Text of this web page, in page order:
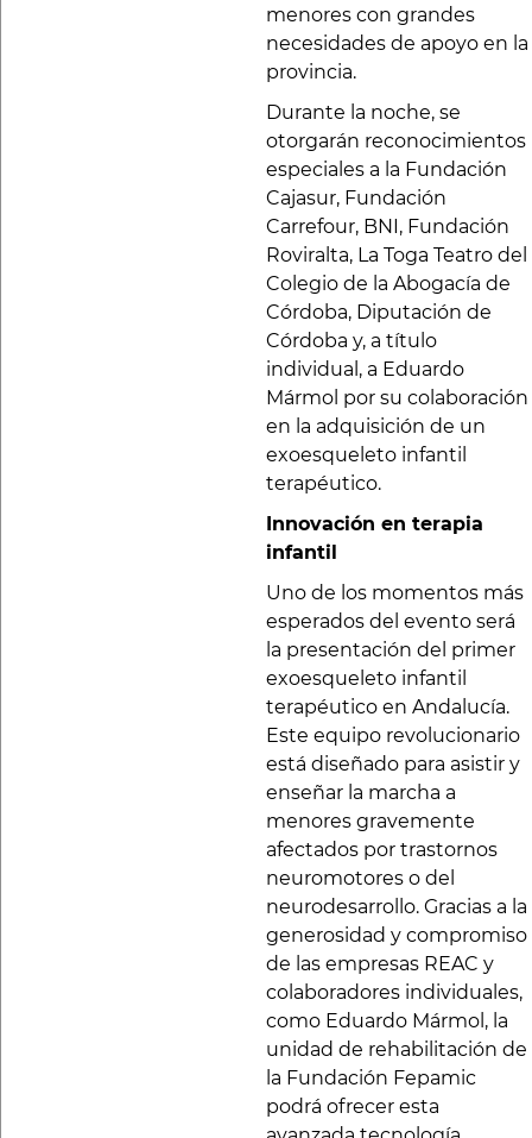
menores con grandes
necesidades de apoyo en la
provincia.
Durante la noche, se
otorgarán reconocimientos
especiales a la Fundación
Cajasur, Fundación
Carrefour, BNI, Fundación
Roviralta, La Toga Teatro del
Colegio de la Abogacía de
Córdoba, Diputación de
Córdoba y, a título
individual, a Eduardo
Mármol por su colaboración
en la adquisición de un
exoesqueleto infantil
terapéutico.
Innovación en terapia
infantil
Uno de los momentos más
esperados del evento será
la presentación del primer
exoesqueleto infantil
terapéutico en Andalucía.
Este equipo revolucionario
está diseñado para asistir y
enseñar la marcha a
menores gravemente
afectados por trastornos
neuromotores o del
neurodesarrollo. Gracias a la
generosidad y compromiso
de las empresas REAC y
colaboradores individuales,
como Eduardo Mármol, la
unidad de rehabilitación de
la Fundación Fepamic
podrá ofrecer esta